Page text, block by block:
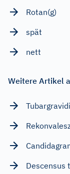
Rotan(g)
spät
nett
Weitere Artikel
Descensus